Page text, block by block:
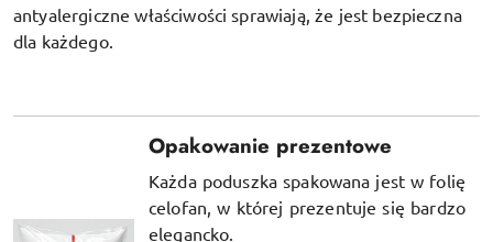
antyalergiczne właściwości sprawiają, że jest bezpieczna
dla każdego.
Opakowanie prezentowe
Każda poduszka spakowana jest w folię
celofan, w której prezentuje się bardzo
elegancko.